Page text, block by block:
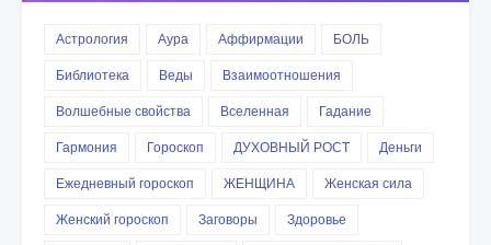
Астрология Аура Аффирмации
БОЛЬ
Библиотека
Веды
Взаимоотношения
Волшебные свойства
Вселенная
Гадание
Гармония
Гороскоп ДУХОВНЫЙ РОСТ
Деньги
Ежедневный гороскоп
ЖЕНЩИНА
Женская сила
Женский гороскоп
Заговоры
Здоровье